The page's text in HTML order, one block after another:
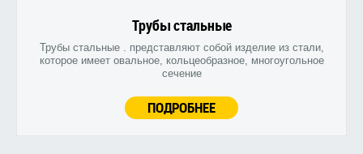
Трубы стальные
Трубы стальные . представляют собой изделие из стали,
которое имеет овальное, кольцеобразное, многоугольное
сечение
ПОДРОБНЕЕ